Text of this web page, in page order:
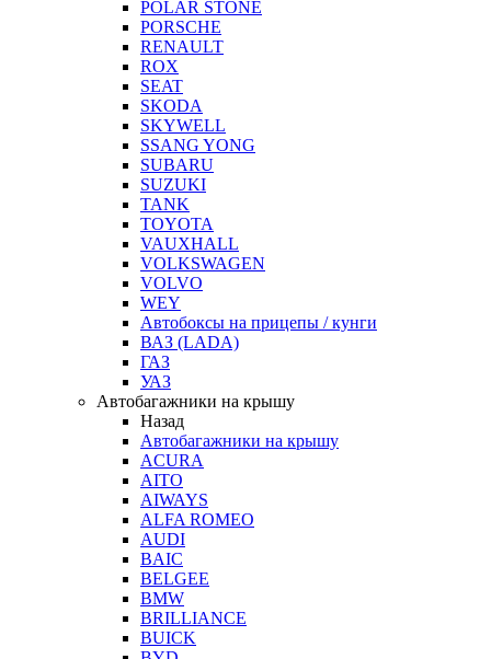
POLAR STONE
PORSCHE
RENAULT
ROX
SEAT
SKODA
SKYWELL
SSANG YONG
SUBARU
SUZUKI
TANK
TOYOTA
VAUXHALL
VOLKSWAGEN
VOLVO
WEY
Автобоксы на прицепы / кунги
ВАЗ (LADA)
ГАЗ
УАЗ
Автобагажники на крышу
Назад
Автобагажники на крышу
ACURA
AITO
AIWAYS
ALFA ROMEO
AUDI
BAIC
BELGEE
BMW
BRILLIANCE
BUICK